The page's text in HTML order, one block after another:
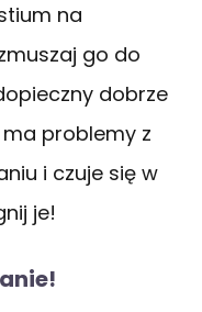
na
go do
dobrze
ma problemy z
i czuje się w
je!